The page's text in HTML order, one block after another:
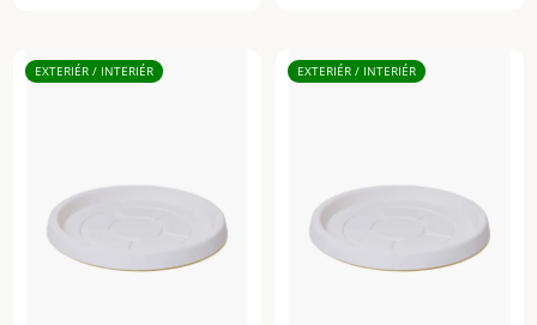
EXTERIÉR / INTERIÉR EXTERIÉR / INTERIÉR